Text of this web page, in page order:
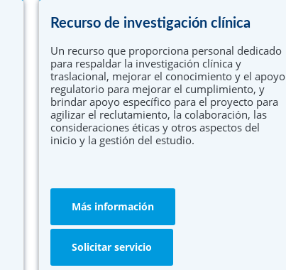
Recurso de investigación clínica
Un recurso que proporciona personal dedicado
para respaldar la investigación clínica y
traslacional, mejorar el conocimiento y el apoyo
regulatorio para mejorar el cumplimiento, y
brindar apoyo específico para el proyecto para
agilizar el reclutamiento, la colaboración, las
consideraciones éticas y otros aspectos del
inicio y la gestión del estudio.
Más información
Solicitar servicio